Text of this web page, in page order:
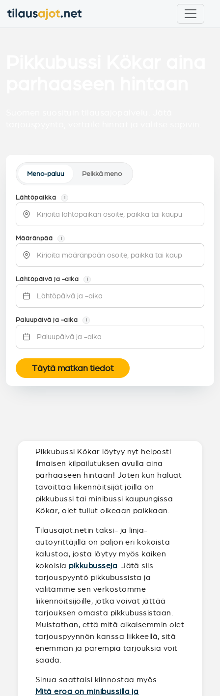
Meno-paluu Pelkkä meno
Lähtöpaikka i
Määränpää i
Lähtöpäivä ja -aika i
Paluupäivä ja -aika i
Täytä matkan tiedot
Pikkubussi Kökar löytyy nyt helposti
ilmaisen kilpailutuksen avulla aina
parhaaseen hintaan! Joten kun haluat
tavoittaa liikennöitsijät joilla on
pikkubussi tai minibussi kaupungissa
Kökar, olet tullut oikeaan paikkaan.
Tilausajot.netin taksi- ja linja-
autoyrittäjillä on paljon eri kokoista
kalustoa, josta löytyy myös kaiken
kokoisia pikkubusseja . Jätä siis
tarjouspyyntö pikkubussista ja
välitämme sen verkostomme
liikennöitsijöille, jotka voivat jättää
tarjouksen omasta pikkubussistaan.
Muistathan, että mitä aikaisemmin olet
tarjouspyynnön kanssa liikkeellä, sitä
enemmän ja parempia tarjouksia voit
saada.
Sinua saattaisi kiinnostaa myös:
Mitä eroa on minibussilla ja